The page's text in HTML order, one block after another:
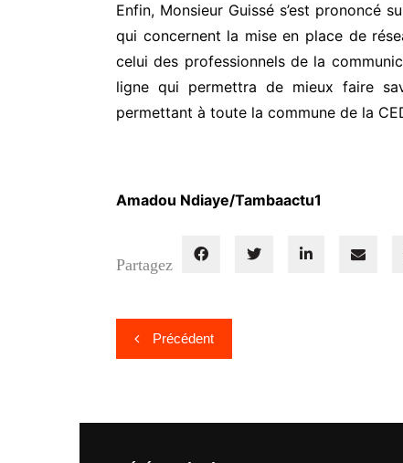
Enfin, Monsieur Guissé s’est prononcé
qui concernent la mise en place de
celui des professionnels de la
ligne qui permettra de mieux faire
permettant à toute la commune de la
Amadou Ndiaye/Tambaactu1
Partagez
Navigation
de
Précédent